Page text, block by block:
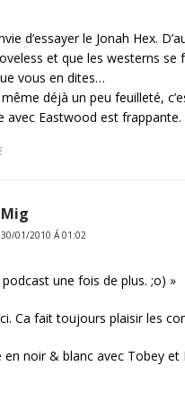
d’essayer le Jonah Hex.
et que les westerns se
vous en dites…
même déjà un peu feuilleté,
avec Eastwood est frappante.
Mig
30/01/2010 Á 01:02
une fois de plus. ;o) »
Ca fait toujours plaisir les
en noir & blanc avec Tobey et